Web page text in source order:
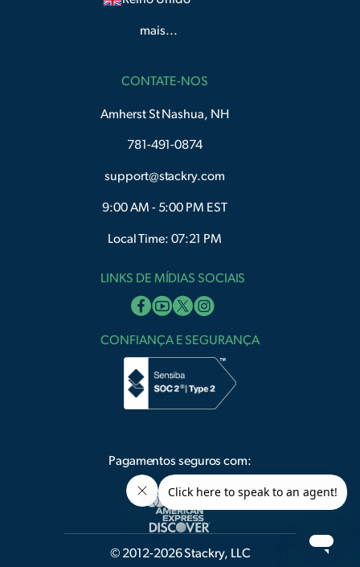
mais...
CONTATE-NOS
Amherst St Nashua, NH
781-491-0874
support@stackry.com
9:00 AM - 5:00 PM EST
Local Time: 07:21 PM
LINKS DE MÍDIAS SOCIAIS
CONFIANÇA E SEGURANÇA
Pagamentos seguros com:
© 2012-2026 Stackry, LLC